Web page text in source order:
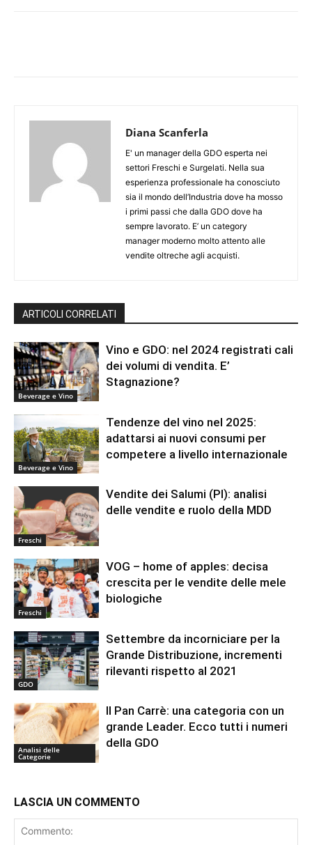
Diana Scanferla
E' un manager della GDO esperta nei
settori Freschi e Surgelati. Nella sua
esperienza professionale ha conosciuto
sia il mondo dell’Industria dove ha mosso
i primi passi che dalla GDO dove ha
sempre lavorato. E’ un category
manager moderno molto attento alle
vendite oltreche agli acquisti.
ARTICOLI CORRELATI
Beverage e Vino
Vino e GDO: nel 2024 registrati cali
dei volumi di vendita. E’
Stagnazione?
Beverage e Vino
Tendenze del vino nel 2025:
adattarsi ai nuovi consumi per
competere a livello internazionale
Freschi
Vendite dei Salumi (PI): analisi
delle vendite e ruolo della MDD
Freschi
VOG – home of apples: decisa
crescita per le vendite delle mele
biologiche
GDO
Settembre da incorniciare per la
Grande Distribuzione, incrementi
rilevanti rispetto al 2021
Analisi delle
Categorie
Il Pan Carrè: una categoria con un
grande Leader. Ecco tutti i numeri
della GDO
LASCIA UN COMMENTO